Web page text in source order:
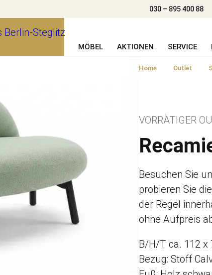
030 – 895 400 88
MÖBEL AKTIONEN SERVICE
Home Outlet
VORRÄTIGER
Besuchen Sie
probieren Sie
der Regel
ohne Aufpreis
B/H/T ca. 112 x
Bezug: Stoff